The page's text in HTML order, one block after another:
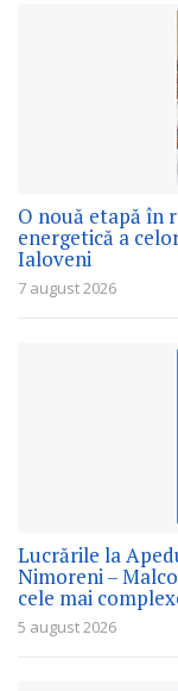
O nouă etapă în
energetică a
Ialoveni
7 august 2026
Lucrările la
Nimoreni –
cele mai
5 august 2026